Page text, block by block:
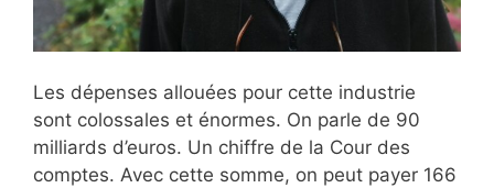
Les dépenses allouées pour cette industrie
sont colossales et énormes. On parle de 90
milliards d’euros. Un chiffre de la Cour des
comptes. Avec cette somme, on peut payer 166